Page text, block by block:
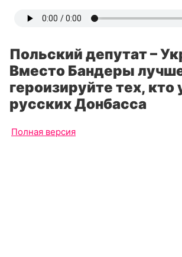
Польский депутат –
Вместо Бандеры
героизируйте тех, кто
русских Донбасса
Полная версия